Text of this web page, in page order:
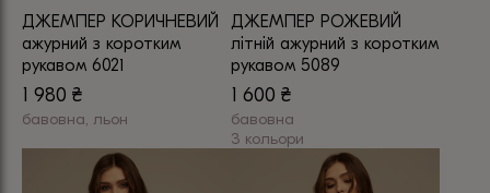
ДЖЕМПЕР КОРИЧНЕВИЙ
ажурний з коротким
рукавом 6021
1 980 ₴
бавовна, льон
ДЖЕМПЕР РОЖЕВИЙ
літній ажурний з коротким
рукавом 5089
1 600 ₴
бавовна
3 кольори